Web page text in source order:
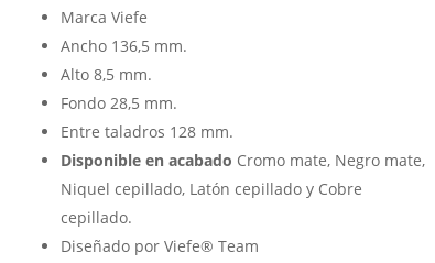
Marca Viefe
Ancho 136,5 mm.
Alto 8,5 mm.
Fondo 28,5 mm.
Entre taladros 128 mm.
Disponible en acabado Cromo mate, Negro mate,
Niquel cepillado, Latón cepillado y Cobre
cepillado.
Diseñado por Viefe® Team